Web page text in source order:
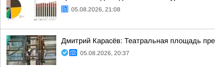
05.08.2026, 21:08
Дмитрий Карасёв: Театральная площадь
05.08.2026, 20:37